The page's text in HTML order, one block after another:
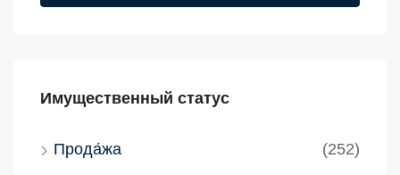
Имущественный статус
Прода́жа (252)